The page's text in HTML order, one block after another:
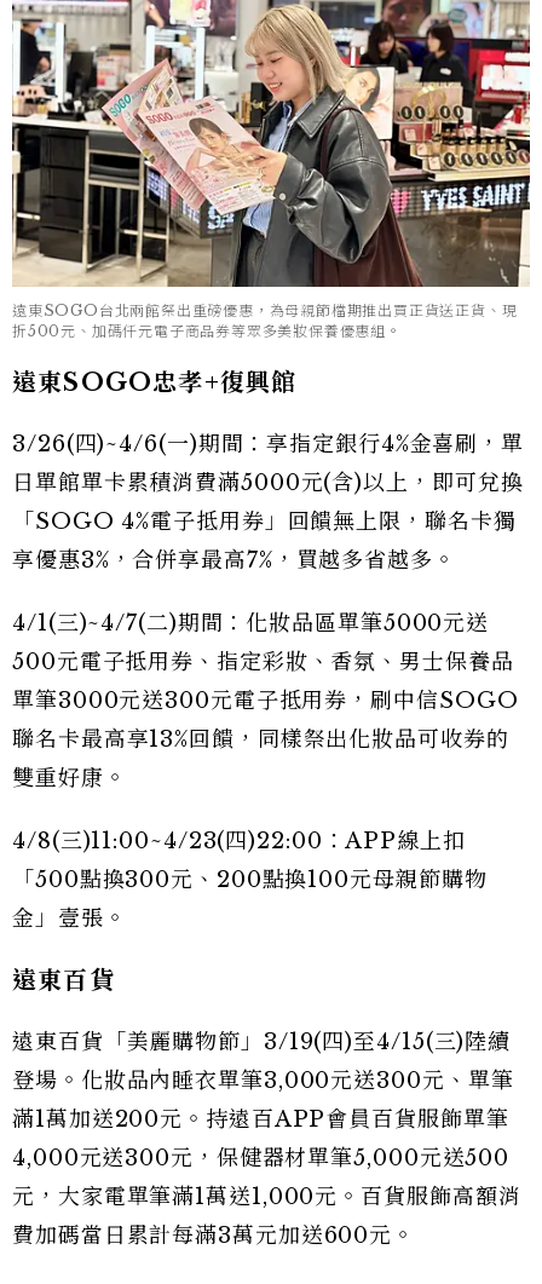
遠東SOGO台北兩館祭出重磅優惠，為母親節檔期推出買正貨送正貨、現
折500元、加碼仟元電子商品券等眾多美妝保養優惠組。
遠東SOGO忠孝+復興館
3/26(四)~4/6(一)期間：享指定銀行4%金喜刷，單
日單館單卡累積消費滿5000元(含)以上，即可兌換
「SOGO 4%電子抵用券」回饋無上限，聯名卡獨
享優惠3%，合併享最高7%，買越多省越多。
4/1(三)~4/7(二)期間：化妝品區單筆5000元送
500元電子抵用券、指定彩妝、香氛、男士保養品
單筆3000元送300元電子抵用券，刷中信SOGO
聯名卡最高享13%回饋，同樣祭出化妝品可收券的
雙重好康。
4/8(三)11:00~4/23(四)22:00：APP線上扣
「500點換300元、200點換100元母親節購物
金」壹張。
遠東百貨
遠東百貨「美麗購物節」3/19(四)至4/15(三)陸續
登場。化妝品內睡衣單筆3,000元送300元、單筆
滿1萬加送200元。持遠百APP會員百貨服飾單筆
4,000元送300元，保健器材單筆5,000元送500
元，大家電單筆滿1萬送1,000元。百貨服飾高額消
費加碼當日累計每滿3萬元加送600元。